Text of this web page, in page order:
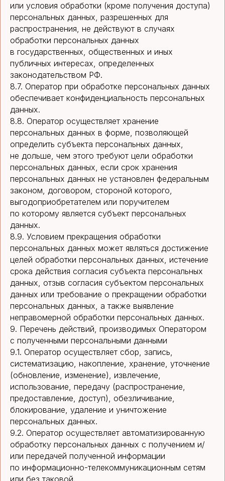
или условия обработки (кроме получения доступа)
персональных данных, разрешенных для
распространения, не действуют в случаях
обработки персональных данных
в государственных, общественных и иных
публичных интересах, определенных
законодательством РФ.
8.7. Оператор при обработке персональных данных
обеспечивает конфиденциальность персональных
данных.
8.8. Оператор осуществляет хранение
персональных данных в форме, позволяющей
определить субъекта персональных данных,
не дольше, чем этого требуют цели обработки
персональных данных, если срок хранения
персональных данных не установлен федеральным
законом, договором, стороной которого,
выгодоприобретателем или поручителем
по которому является субъект персональных
данных.
8.9. Условием прекращения обработки
персональных данных может являться достижение
целей обработки персональных данных, истечение
срока действия согласия субъекта персональных
данных, отзыв согласия субъектом персональных
данных или требование о прекращении обработки
персональных данных, а также выявление
неправомерной обработки персональных данных.
9. Перечень действий, производимых Оператором
с полученными персональными данными
9.1. Оператор осуществляет сбор, запись,
систематизацию, накопление, хранение, уточнение
(обновление, изменение), извлечение,
использование, передачу (распространение,
предоставление, доступ), обезличивание,
блокирование, удаление и уничтожение
персональных данных.
9.2. Оператор осуществляет автоматизированную
обработку персональных данных с получением и/
или передачей полученной информации
по информационно-телекоммуникационным сетям
или без таковой.